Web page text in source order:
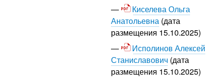
Киселева Ольга
Анатольевна (дата
размещения 15.10.2025)
Исполинов Алексей
Станиславович (дата
размещения 15.10.2025)